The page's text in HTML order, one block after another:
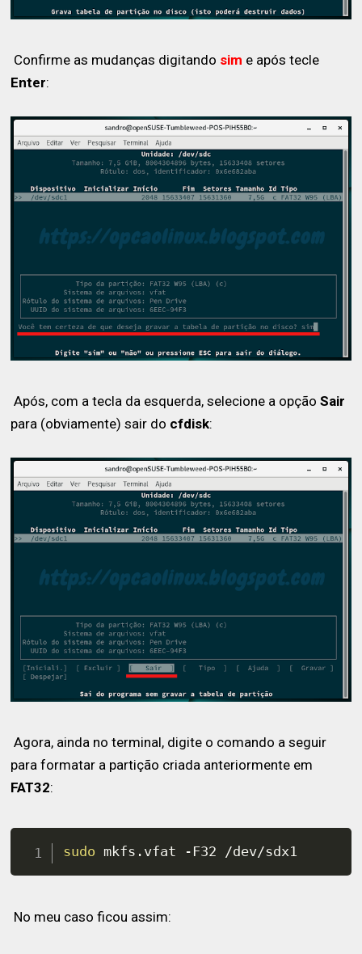
Confirme as mudanças digitando sim e após tecle
Enter:
Após, com a tecla da esquerda, selecione a opçãoSair
para (obviamente) sair do cfdisk:
Agora, ainda no terminal, digite o comando a seguir
para formatar a partição criada anteriormente em
FAT32:
sudo mkfs.vfat -F32 /dev/sdx1
No meu caso ficou assim: